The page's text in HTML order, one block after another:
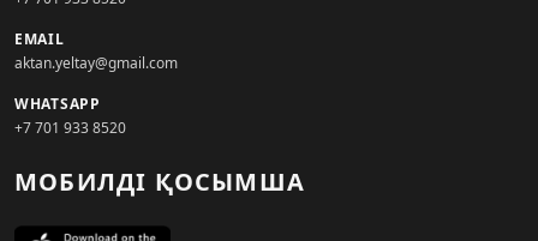
EMAIL
aktan.yeltay@gmail.com
WHATSAPP
+7 701 933 8520
МОБИЛДІ ҚОСЫМША